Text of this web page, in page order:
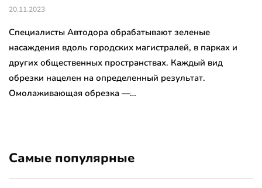
20.11.2023
Специалисты Автодора обрабатывают зеленые
насаждения вдоль городских магистралей, в парках и
других общественных пространствах. Каждый вид
обрезки нацелен на определенный результат.
Омолаживающая обрезка —…
Самые популярные